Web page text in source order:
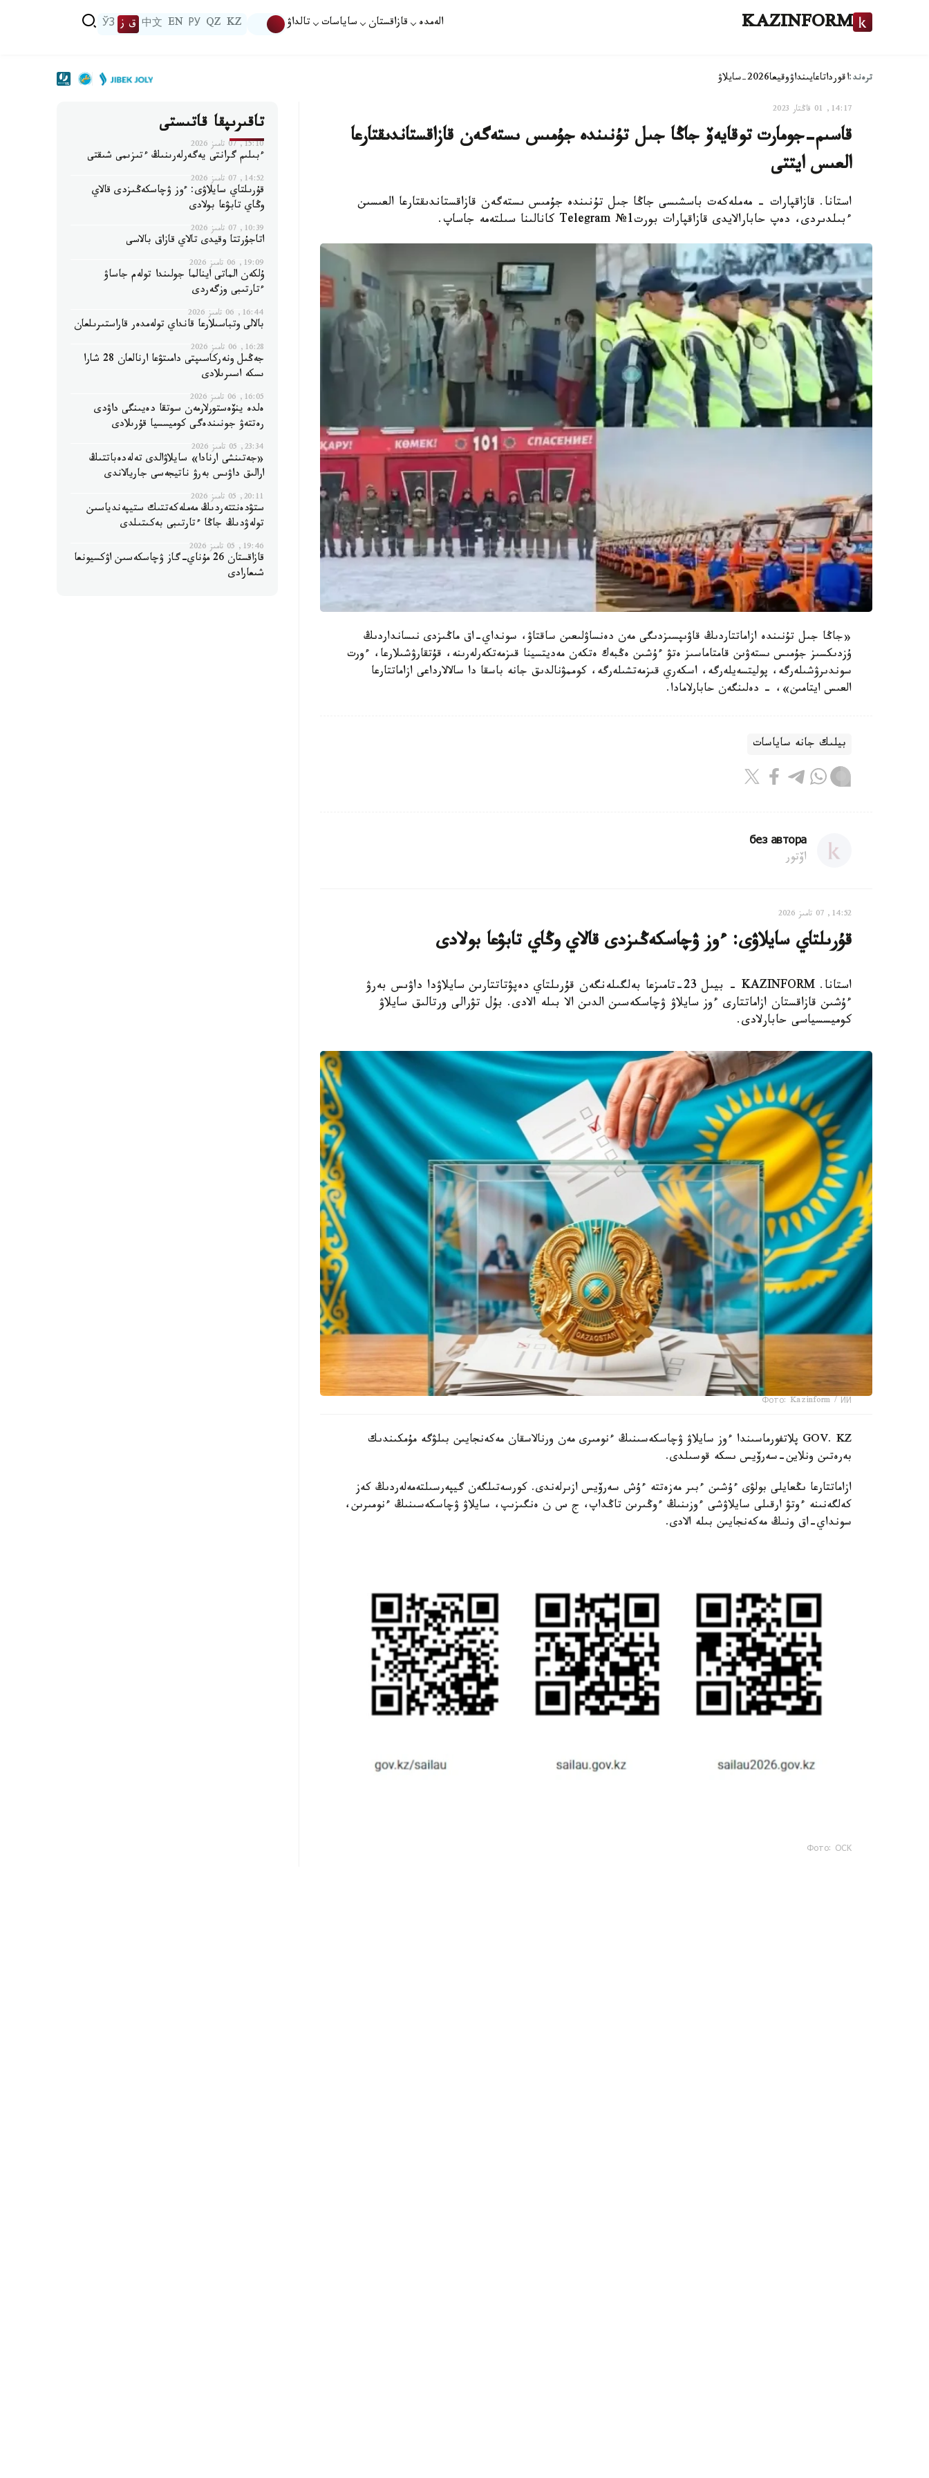
KAZINFORM الەمدە قازاقستان ساياسات تالداۋ KZ
QZ
РУ
EN
中文 ق ز ЎЗ
ترەند:اقورداتاعايىنداۋوقيعا2026-سايلاۋ
14:17, 01 قاڭتار 2023
قاسىم-جومارت توقايەۆ جاڭا جىل تۇنىندە جۇمىس ىستەگەن قازاقستاندىقتارعا
العىس ايتتى
استانا. قازاقپارات - مەملەكەت باسشىسى جاڭا جىل تۇنىندە جۇمىس ىستەگەن قازاقستاندىقتارعا العىسىن
ءبىلدىردى، دەپ حابارالايدى قازاقپارات بورت1№ Telegram كانالىنا سىلتەمە جاساپ.
«جاڭا جىل تۇنىندە ازاماتتاردىڭ قاۋىپسىزدىگى مەن دەنساۋلىعىن ساقتاۋ، سونداي-اق ماڭىزدى نىسانداردىڭ
ۇزدىكسىز جۇمىس ىستەۋىن قامتاماسىز ەتۋ ءۇشىن ەڭبەك ەتكەن مەديتسينا قىزمەتكەرلەرىنە، قۇتقارۋشىلارعا، ءورت
سوندىرۋشىلەرگە، پوليتسەيلەرگە، اسكەري قىزمەتشىلەرگە، كوممۋنالدىق جانە باسقا دا سالالارداعى ازاماتتارعا
العىس ايتامىن»، - دەلىنگەن حابارلامادا.
بيلىك جانە ساياسات
без автора
اۆتور
14:52, 07 تامىز 2026
قۇرىلتاي سايلاۋى: ءوز ۋچاسكەڭىزدى قالاي وڭاي تابۋعا بولادى
استانا. KAZINFORM - بيىل 23-تامىزعا بەلگىلەنگەن قۇرىلتاي دەپۋتاتتارىن سايلاۋدا داۋىس بەرۋ
ءۇشىن قازاقستان ازاماتتارى ءوز سايلاۋ ۋچاسكەسىن الدىن الا بىلە الادى. بۇل تۋرالى ورتالىق سايلاۋ
كوميسسياسى حابارلادى.
Фото: Kazinform / ИИ
GOV. KZ پلاتفورماسىندا ءوز سايلاۋ ۋچاسكەسىنىڭ ءنومىرى مەن ورنالاسقان مەكەنجايىن بىلۋگە مۇمكىندىك
بەرەتىن ونلاين-سەرۆيس ىسكە قوسىلدى.
ازاماتتارعا ىڭعايلى بولۋى ءۇشىن ءبىر مەزەتتە ءۇش سەرۆيس ازىرلەندى. كورسەتىلگەن گيپەرسىلتەمەلەردىڭ كەز
كەلگەنىنە ءوتۋ ارقىلى سايلاۋشى ءوزىنىڭ ءوڭىرىن تاڭداپ، ج س ن ەنگىزىپ، سايلاۋ ۋچاسكەسىنىڭ ءنومىرىن،
سونداي-اق ونىڭ مەكەنجايىن بىلە الادى.
Фото: ОСК
تاقىرىپقا قاتىستى
15:10, 07 تامىز 2026
ءبىلىم گرانتى يەگەرلەرىنىڭ ءتىزىمى شىقتى
14:52, 07 تامىز 2026
قۇرىلتاي سايلاۋى: ءوز ۋچاسكەڭىزدى قالاي
وڭاي تابۋعا بولادى
10:39, 07 تامىز 2026
اتاجۇرتتا وقيدى تالاي قازاق بالاسى
19:09, 06 تامىز 2026
ۇلكەن الماتى اينالما جولىندا تولەم جاساۋ
ءتارتىبى وزگەردى
16:44, 06 تامىز 2026
بالالى وتباسىلارعا قانداي تولەمدەر قاراستىرىلعان
16:28, 06 تامىز 2026
جەڭىل ونەركاسىپتى دامىتۋعا ارنالعان 28 شارا
ىسكە اسىرىلادى
16:05, 06 تامىز 2026
ەلدە ينۆەستورلارمەن سوتقا دەيىنگى داۋدى
رەتتەۋ جونىندەگى كوميسسيا قۇرىلادى
23:34, 05 تامىز 2026
«جەتىنشى ارنادا» سايلاۋالدى تەلەدەباتتىڭ
ارالىق داۋىس بەرۋ ناتيجەسى جاريالاندى
20:11, 05 تامىز 2026
ستۋدەنتتەردىڭ مەملەكەتتىك ستيپەندياسىن
تولەۋدىڭ جاڭا ءتارتىبى بەكىتىلدى
19:46, 05 تامىز 2026
قازاقستان 26 مۇناي-گاز ۋچاسكەسىن اۋكسيونعا
شىعارادى